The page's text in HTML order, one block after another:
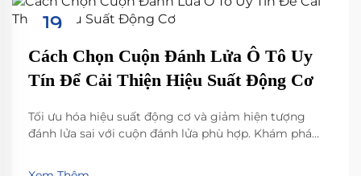
19
Cách Chọn Cuộn Đánh Lửa Ô Tô Uy
Tín Để Cải Thiện Hiệu Suất Động Cơ
Tối ưu hóa hiệu suất động cơ và giảm hiện tượng
đánh lửa sai với cuộn đánh lửa phù hợp. Khám phá
phụ tùng OEM và sau thị trường, và cách lựa chọn